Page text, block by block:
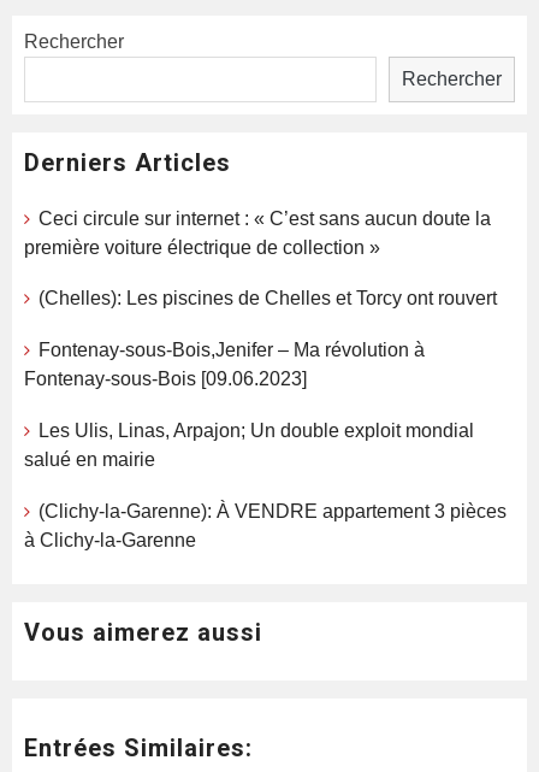
Rechercher
Rechercher
Derniers Articles
Ceci circule sur internet : « C’est sans aucun doute la
première voiture électrique de collection »
(Chelles): Les piscines de Chelles et Torcy ont rouvert
Fontenay-sous-Bois,Jenifer – Ma révolution à
Fontenay-sous-Bois [09.06.2023]
Les Ulis, Linas, Arpajon; Un double exploit mondial
salué en mairie
(Clichy-la-Garenne): À VENDRE appartement 3 pièces
à Clichy-la-Garenne
Vous aimerez aussi
Entrées Similaires: